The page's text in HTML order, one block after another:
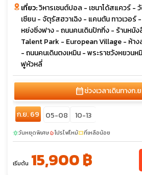
เที่ยว:วิหารเซนต์ปอล - เซนาโด้สแควร์ -
เซียน - จัตุรัสฮวาเฉิง - แคนตัน ทาวเวอ
หย่งซิ่งฟาง - ถนนคนเดินปักกิ่ง - ร้านหนั
Talent Park - European Village - ห้า
- ถนนคนเดินตงเหมิน - พระราชวังหยวน
ฟูหัวหลี่
calendar_monthช่วงเวลาเดินทางก.
ก.ย. 69 05-08 10-13
sunnyวันหยุดพิเศษlocal_fire_departmentโปรไฟไหม้confirmation_numberที่เหลือน้อย
เริ่มต้น 15,900 ฿